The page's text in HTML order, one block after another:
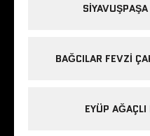
BAĞCILAR FEVZI
EYÜP